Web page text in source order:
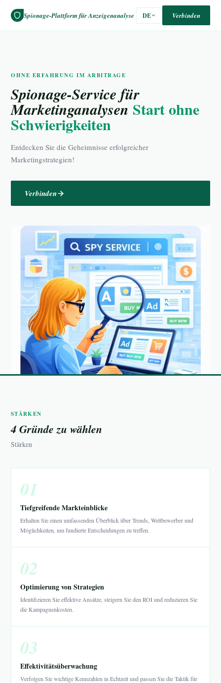
Spionage-Plattform für Anzeigenanalyse DE Verbinden
OHNE ERFAHRUNG IM ARBITRAGE
Spionage-Service für
Marketinganalysen Start ohne
Schwierigkeiten
Entdecken Sie die Geheimnisse erfolgreicher
Marketingstrategien!
Verbinden
STÄRKEN
4 Gründe zu wählen
Stärken
01
Tiefgreifende Markteinblicke
Erhalten Sie einen umfassenden Überblick über Trends, Wettbewerber und
Möglichkeiten, um fundierte Entscheidungen zu treffen.
02
Optimierung von Strategien
Identifizieren Sie effektive Ansätze, steigern Sie den ROI und reduzieren Sie
die Kampagnenkosten.
03
Effektivitätsüberwachung
Verfolgen Sie wichtige Kennzahlen in Echtzeit und passen Sie die Taktik für